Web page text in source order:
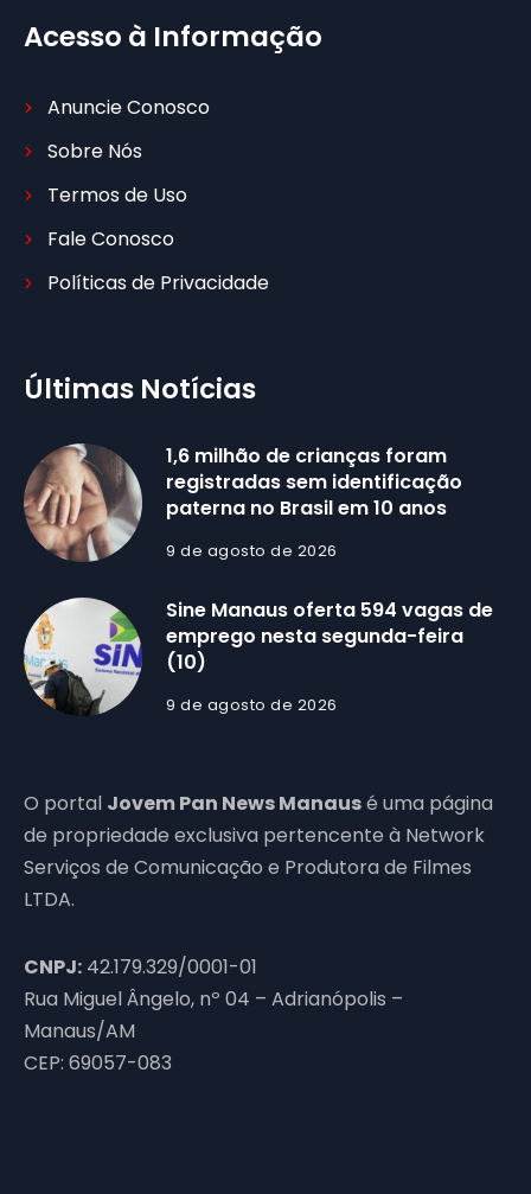
Acesso à Informação
Anuncie Conosco
Sobre Nós
Termos de Uso
Fale Conosco
Políticas de Privacidade
Últimas Notícias
1,6 milhão de crianças foram
registradas sem identificação
paterna no Brasil em 10 anos
9 de agosto de 2026
Sine Manaus oferta 594 vagas de
emprego nesta segunda-feira
(10)
9 de agosto de 2026
O portal Jovem Pan News Manausé uma página
de propriedade exclusiva pertencente à Network
Serviços de Comunicação e Produtora de Filmes
LTDA.
CNPJ: 42.179.329/0001-01
Rua Miguel Ângelo, nº 04 – Adrianópolis –
Manaus/AM
CEP: 69057-083